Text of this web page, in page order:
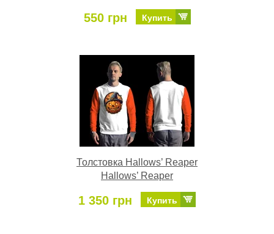
550 грн Купить
Толстовка Hallows’ Reaper
Hallows’ Reaper
1 350 грн Купить